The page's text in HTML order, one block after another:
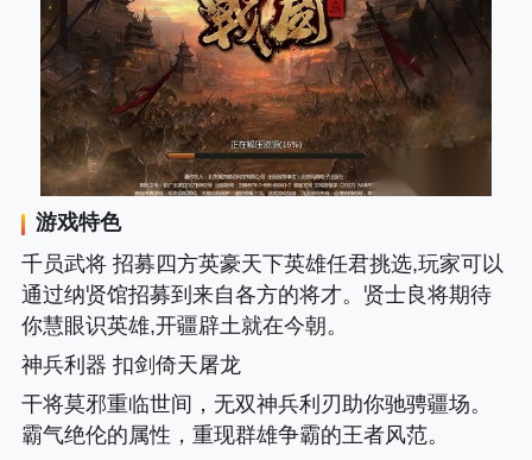
游戏特色
千员武将 招募四方英豪天下英雄任君挑选,玩家可以
通过纳贤馆招募到来自各方的将才。贤士良将期待
你慧眼识英雄,开疆辟土就在今朝。
神兵利器 扣剑倚天屠龙
干将莫邪重临世间，无双神兵利刃助你驰骋疆场。
霸气绝伦的属性，重现群雄争霸的王者风范。